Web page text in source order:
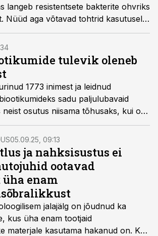
langeb resistentsete bakterite ohvriks
Nüüd aga võtavad tohtrid kasutusele
mürgikäsnad, geenikäärid ja
tulevik oleneb
1773 inimest ja leidnud
sadu paljulubavaid
neist osutus niisama tõhusaks, kui on
ravimid.
05.09.25, 09:13
ja nahksisustus ei
ootavad
enam
jalajälg on jõudnud ka
kus üha enam tootjaid
materjale kasutama hakanud on. Kui